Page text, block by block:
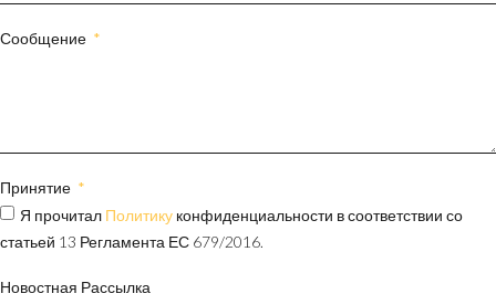
Сообщение
Принятие
Я прочитал Политику конфиденциальности в соответствии со
статьей 13 Регламента ЕС 679/2016.
Новостная Рассылка